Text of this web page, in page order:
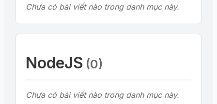
Chưa có bài viết nào trong danh mục này.
NodeJS (0)
Chưa có bài viết nào trong danh mục này.